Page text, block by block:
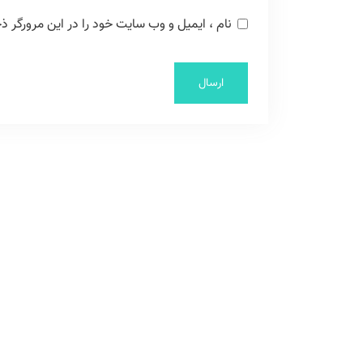
نام ، ایمیل و وب سایت خود را در این مرورگر